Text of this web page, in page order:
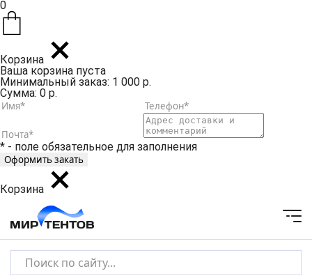
0
Корзина
Ваша корзина пуста
Минимальный заказ: 1 000 р.
Сумма: 0 р.
* - поле обязательное для заполнения
Корзина